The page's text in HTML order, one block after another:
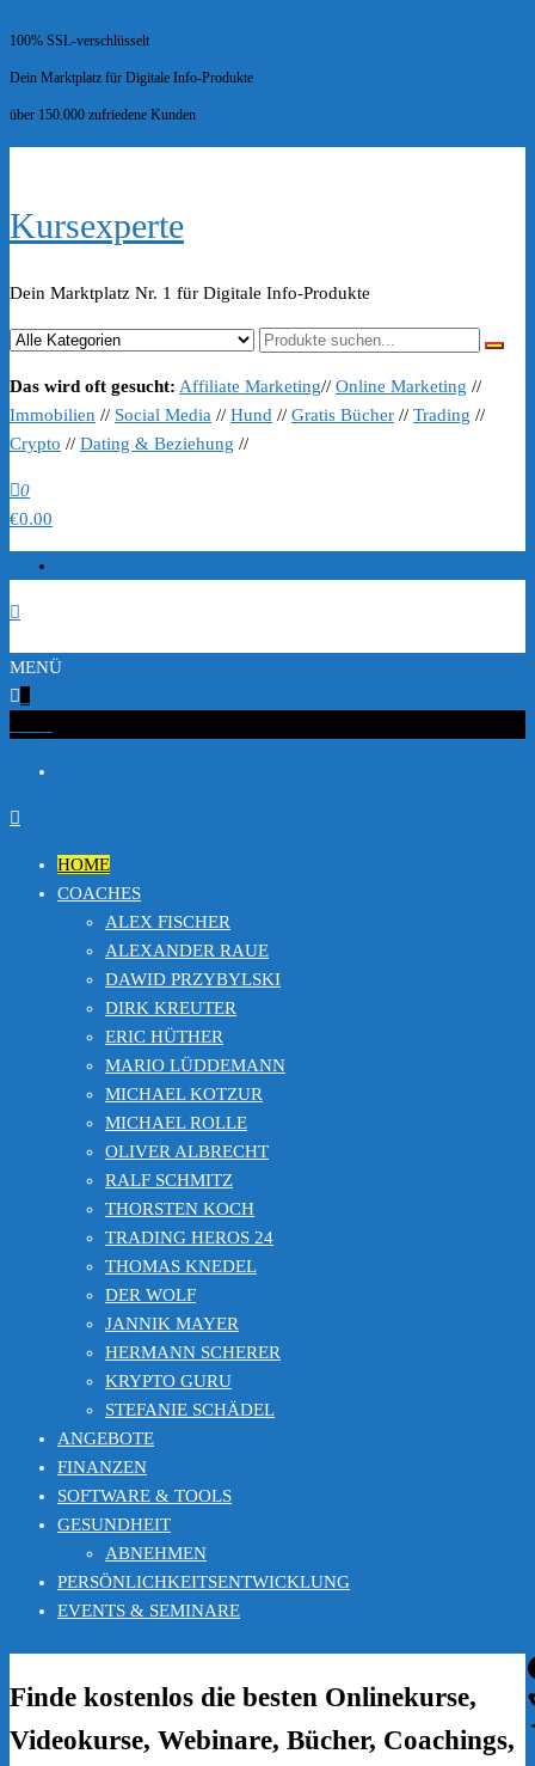
100% SSL-verschlüsselt
Dein Marktplatz für Digitale Info-Produkte
über 150.000 zufriedene Kunden
Kursexperte
Dein Marktplatz Nr. 1 für Digitale Info-Produkte
Das wird oft gesucht: Affiliate Marketing// Online Marketing //
Immobilien // Social Media // Hund // Gratis Bücher // Trading //
Crypto // Dating & Beziehung //
0
€0.00
MENÜ
HOME
COACHES
ALEX FISCHER
ALEXANDER RAUE
DAWID PRZYBYLSKI
DIRK KREUTER
ERIC HÜTHER
MARIO LÜDDEMANN
MICHAEL KOTZUR
MICHAEL ROLLE
OLIVER ALBRECHT
RALF SCHMITZ
THORSTEN KOCH
TRADING HEROS 24
THOMAS KNEDEL
DER WOLF
JANNIK MAYER
HERMANN SCHERER
KRYPTO GURU
STEFANIE SCHÄDEL
ANGEBOTE
FINANZEN
SOFTWARE & TOOLS
GESUNDHEIT
ABNEHMEN
PERSÖNLICHKEITSENTWICKLUNG
EVENTS & SEMINARE
Finde kostenlos die besten Onlinekurse,
Videokurse, Webinare, Bücher, Coachings,